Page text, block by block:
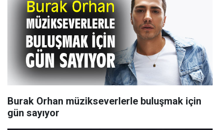
Burak Orhan müzikseverlerle buluşmak için
gün sayıyor